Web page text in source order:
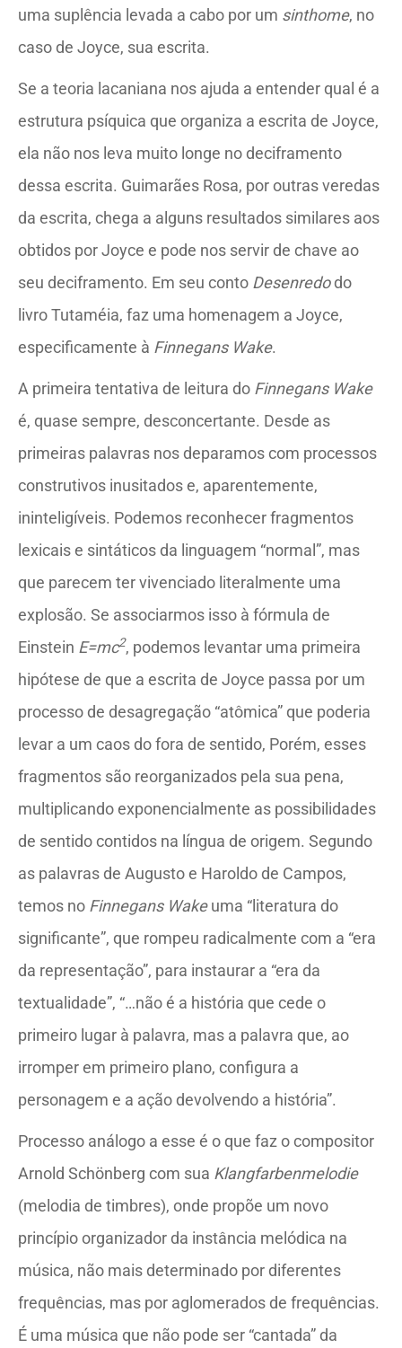
uma suplência levada a cabo por um sinthome, no
caso de Joyce, sua escrita.
Se a teoria lacaniana nos ajuda a entender qual é a
estrutura psíquica que organiza a escrita de Joyce,
ela não nos leva muito longe no deciframento
dessa escrita. Guimarães Rosa, por outras veredas
da escrita, chega a alguns resultados similares aos
obtidos por Joyce e pode nos servir de chave ao
seu deciframento. Em seu conto Desenredodo
livro Tutaméia, faz uma homenagem a Joyce,
especificamente à Finnegans Wake.
A primeira tentativa de leitura do Finnegans Wake
é, quase sempre, desconcertante. Desde as
primeiras palavras nos deparamos com processos
construtivos inusitados e, aparentemente,
ininteligíveis. Podemos reconhecer fragmentos
lexicais e sintáticos da linguagem “normal”, mas
que parecem ter vivenciado literalmente uma
explosão. Se associarmos isso à fórmula de
Einstein E=mc2, podemos levantar uma primeira
hipótese de que a escrita de Joyce passa por um
processo de desagregação “atômica” que poderia
levar a um caos do fora de sentido, Porém, esses
fragmentos são reorganizados pela sua pena,
multiplicando exponencialmente as possibilidades
de sentido contidos na língua de origem. Segundo
as palavras de Augusto e Haroldo de Campos,
temos no Finnegans Wakeuma “literatura do
significante”, que rompeu radicalmente com a “era
da representação”, para instaurar a “era da
textualidade”, “…não é a história que cede o
primeiro lugar à palavra, mas a palavra que, ao
irromper em primeiro plano, configura a
personagem e a ação devolvendo a história”.
Processo análogo a esse é o que faz o compositor
Arnold Schönberg com sua Klangfarbenmelodie
(melodia de timbres), onde propõe um novo
princípio organizador da instância melódica na
música, não mais determinado por diferentes
frequências, mas por aglomerados de frequências.
É uma música que não pode ser “cantada” da